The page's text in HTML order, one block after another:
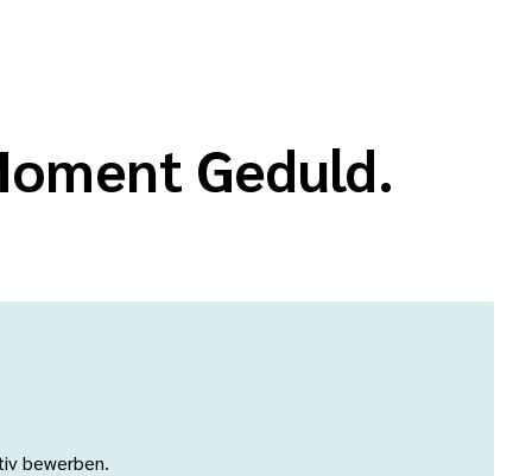
Geduld.
bewerben.